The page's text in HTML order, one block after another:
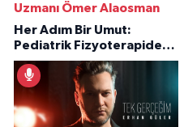
Uzmanı Ömer Alaosman
Her Adım Bir Umut:
Pediatrik Fizyoterapiden
İlham Veren Hikâyeler